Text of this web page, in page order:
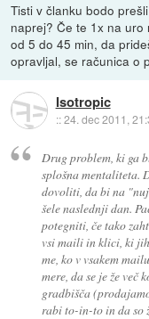
Tisti v članku bodo
naprej? Če te 1x na
od 5 do 45 min, da
opravljal, se računica o
Isotropic
::24. dec 2011,
Drug problem, ki ga
splošna mentaliteta.
dovoliti, da bi na
šele naslednji dan.
potegniti, če tako
vsi maili in klici, ki
me, ko v vsakem
mere, da se je že
gradbišča
rabi to-in-to in da so